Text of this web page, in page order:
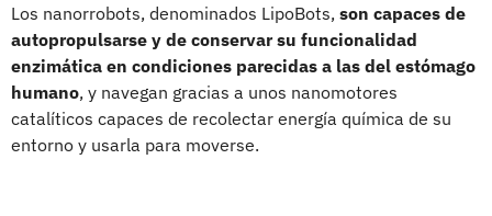
Los nanorrobots, denominados LipoBots, son capaces de
autopropulsarse y de conservar su funcionalidad
enzimática en condiciones parecidas a las del estómago
humano, y navegan gracias a unos nanomotores
catalíticos capaces de recolectar energía química de su
entorno y usarla para moverse.